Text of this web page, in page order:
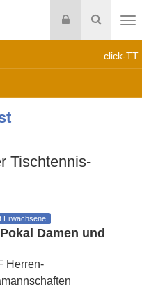
Suche
Login
click-TT
Tischtennis-
Erwachsene
Damen und
Herren-